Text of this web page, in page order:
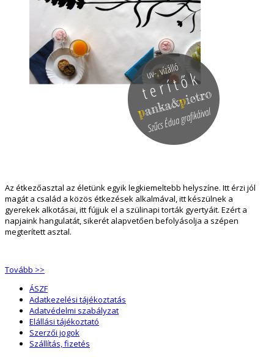
Az étkezőasztal az életünk egyik legkiemeltebb helyszíne. Itt érzi jól
magát a család a közös étkezések alkalmával, itt készülnek a
gyerekek alkotásai, itt fújjuk el a szülinapi torták gyertyáit. Ezért a
napjaink hangulatát, sikerét alapvetően befolyásolja a szépen
megterített asztal.
Tovább >>
ÁSZF
Adatkezelési tájékoztatás
Adatvédelmi szabályzat
Elállási tájékoztató
Szerzői jogok
Szállítás, fizetés